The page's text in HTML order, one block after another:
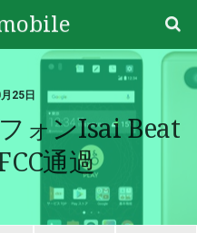
25日
ォンisai Beat
通過